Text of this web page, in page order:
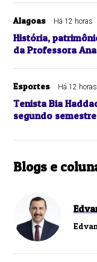
Alagoas Há 12 horas
História,
da Professora
Esportes Há 12 horas
Tenista Bia
segundo semestre
Blogs e